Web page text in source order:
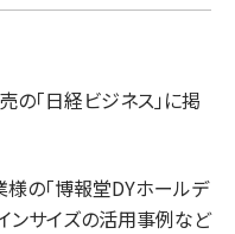
の「日経ビジネス」に掲
の「博報堂DYホールデ
ンサイズの活用事例など